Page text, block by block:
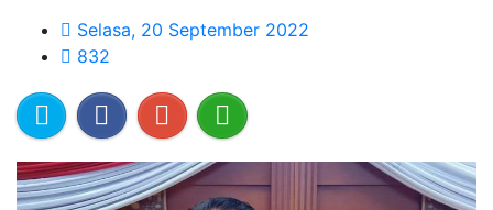
Selasa, 20 September 2022
832